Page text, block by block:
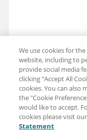
分享：电子邮件
We use cookies for
website, including to
provide social media
clicking “Accept All
cookies. You can also
the "Cookie
would like to accept.
cookies please visit
Statement